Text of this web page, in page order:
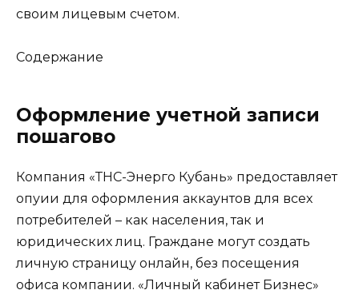
своим лицевым счетом.
Содержание
Оформление учетной записи
пошагово
Компания «ТНС-Энерго Кубань» предоставляет
опуии для оформления аккаунтов для всех
потребителей – как населения, так и
юридических лиц. Граждане могут создать
личную страницу онлайн, без посещения
офиса компании. «Личный кабинет Бизнес»